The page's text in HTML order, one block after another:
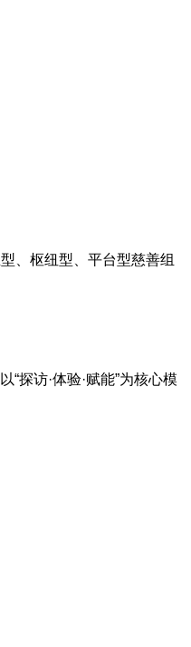
、枢纽型、平台型慈善组
探访·体验·赋能”为核心模